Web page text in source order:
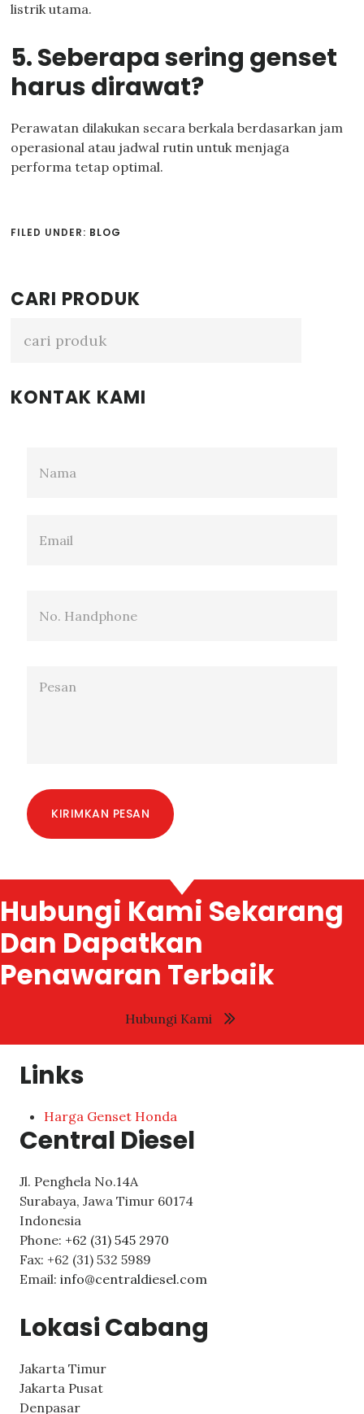
listrik utama.
5. Seberapa sering genset
harus dirawat?
Perawatan dilakukan secara berkala berdasarkan jam
operasional atau jadwal rutin untuk menjaga
performa tetap optimal.
FILED UNDER: BLOG
Primary
Sidebar
CARI PRODUK
KONTAK KAMI
KIRIMKAN PESAN
Hubungi Kami Sekarang
Dan Dapatkan
Penawaran Terbaik
Hubungi Kami
Links
Harga Genset Honda
Central Diesel
Jl. Penghela No.14A
Surabaya, Jawa Timur 60174
Indonesia
Phone: +62 (31) 545 2970
Fax: +62 (31) 532 5989
Email: info@centraldiesel.com
Lokasi Cabang
Jakarta Timur
Jakarta Pusat
Denpasar